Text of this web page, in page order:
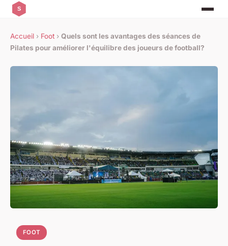
Accueil › Foot › Quels sont les avantages des séances de
Pilates pour améliorer l'équilibre des joueurs de football?
FOOT